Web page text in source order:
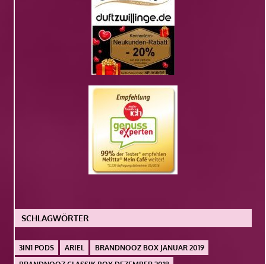
SCHLAGWÖRTER
3IN1 PODS ARIEL
BRANDNOOZ BOX JANUAR 2019